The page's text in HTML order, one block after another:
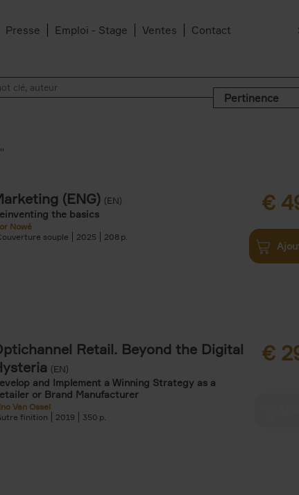
Presse Emploi - Stage Ventes Contact
Pertinence
(ENG) (EN)
the basics
Nowé
souple
2025 208
€
Retail. Beyond the Digital
(EN)
and Implement a Winning Strategy as a
or Brand Manufacturer
Van Ossel
finition
2019 350
€